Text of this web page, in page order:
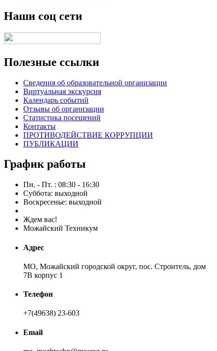
Наши соц сети
Полезные ссылки
Сведения об образовательной организации
Виртуальная экскурсия
Календарь событий
Отзывы об организации
Статистика посещений
Контакты
ПРОТИВОДЕЙСТВИЕ КОРРУПЦИИ
ПУБЛИКАЦИИ
График работы
Пн. - Пт. : 08:30 - 16:30
Суббота: выходной
Воскресенье: выходной
Ждем вас!
Можайский Техникум
Адрес
МО, Можайский городской округ, пос. Строитель, дом
7В корпус 1
Телефон
+7(49638) 23-603
Email